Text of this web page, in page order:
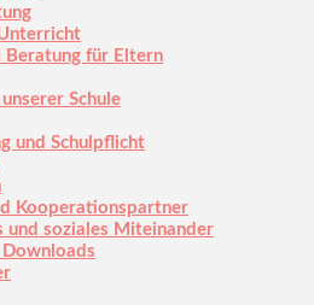
Beratung für Eltern
Schule
und Schulpflicht
Kooperationspartner
und soziales Miteinander
Downloads